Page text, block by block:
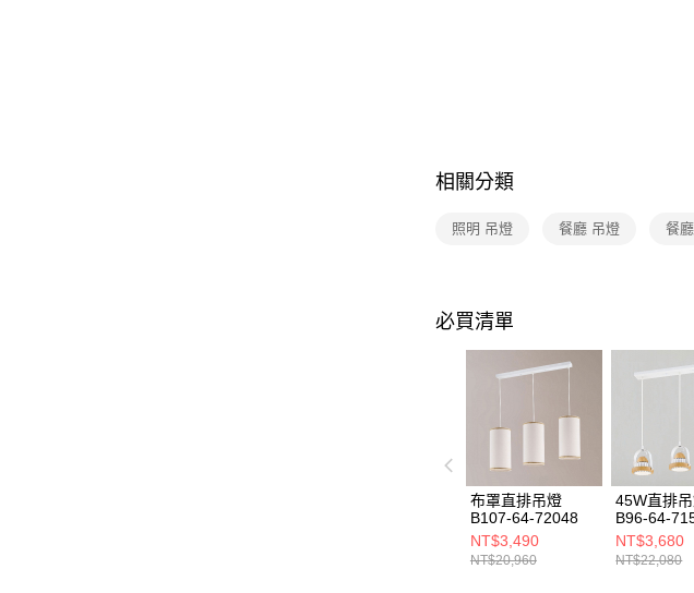
相關分類
照明 吊燈 餐廳 吊燈 餐
必買清單
布罩直排吊燈
B107-64-72048
NT$3,490
NT$20,960
45W直排
B96-64-
NT$3,680
NT$22,080